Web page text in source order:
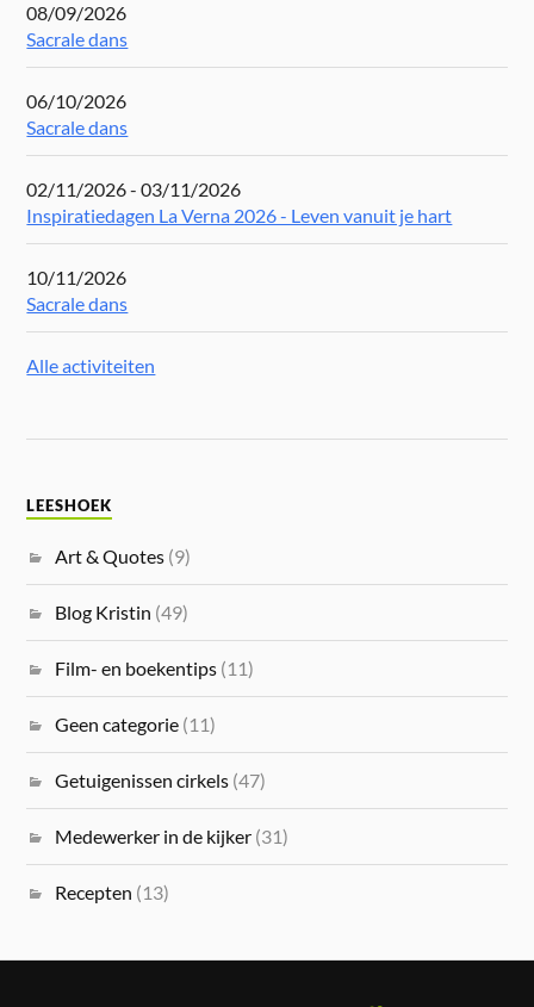
08/09/2026
Sacrale dans
06/10/2026
Sacrale dans
02/11/2026 - 03/11/2026
Inspiratiedagen La Verna 2026 - Leven vanuit je hart
10/11/2026
Sacrale dans
Alle activiteiten
LEESHOEK
Art & Quotes (9)
Blog Kristin (49)
Film- en boekentips (11)
Geen categorie (11)
Getuigenissen cirkels (47)
Medewerker in de kijker (31)
Recepten (13)